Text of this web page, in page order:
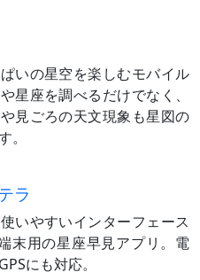
いの星空を楽しむモバイル
星座を調べるだけでなく、
見ごろの天文現象も星図の
。
ラ
いやすいインターフェース
末用の星座早見アプリ。電
にも対応。